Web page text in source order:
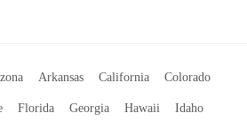
Arkansas California Colorado
Florida Georgia Hawaii Idaho